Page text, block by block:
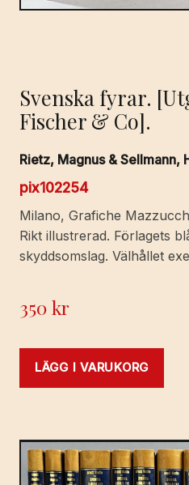
Svenska fyrar.
Fischer & Co].
Rietz, Magnus & Sellmann,
pix102254
Milano, Grafiche
Rikt illustrerad. Förlagets
skyddsomslag. Välhållet
350kr
LÄGG I VARUKORG